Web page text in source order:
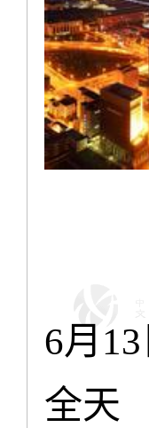
6月 13
全天